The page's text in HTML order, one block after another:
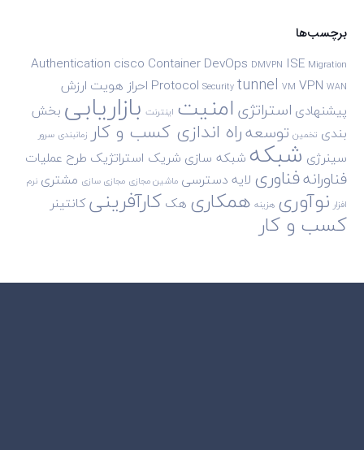
برچسب‌ها
Authentication cisco ContainerDevOps DMVPN ISE Migration
Protocol Security tunnel VM VPN WAN احراز هویت ارزش
پیشنهادی استراتژی امنیت اینترنت بازاریابیبخش
بندی تخمین توسعهراه اندازی کسب و کار زمانبندی سرور
سینرژی شبکه شبکه سازی شریک استراتژیک طرح عملیات
فناورانهفناوری لایه دسترسی ماشین مجازی مجازی سازی مشتری نرم
افزار نوآوری هزینه همکاری هککارآفرینیکانتینر
کسب و کار